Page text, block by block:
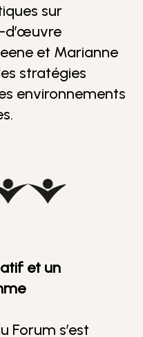
sur
d’œuvre
et Marianne
stratégies
environnements
et un
Forum s’est